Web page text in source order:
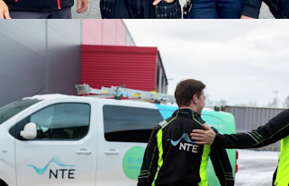
5. jan. 2026
kjøper NTE Elektro
elektroentreprenøren JM Hansen,
NTE Elektro.
og overgangen